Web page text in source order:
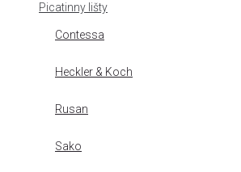
Picatinny lišty
Contessa
Heckler & Koch
Rusan
Sako